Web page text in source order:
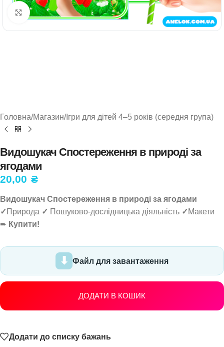
Натисніть, щоб збільшити
Головна/Магазин/Ігри для дітей 4–5 років (середня група)
Видошукач Спостереження в природі за
ягодами
20,00 ₴
Видошукач Спостереження в природі за ягодами
✓ Природа ✓ Пошуково-дослідницька діяльність ✓ Макети
➨ Купити!
Файл для завантаження
ДОДАТИ В КОШИК
Додати до списку бажань